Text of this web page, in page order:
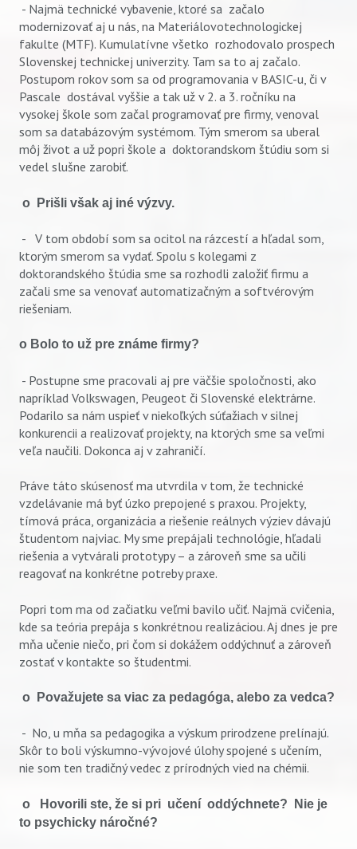
- Najmä technické vybavenie, ktoré sa začalo
modernizovať aj u nás, na Materiálovotechnologickej
fakulte (MTF). Kumulatívne všetko rozhodovalo prospech
Slovenskej technickej univerzity. Tam sa to aj začalo.
Postupom rokov som sa od programovania v BASIC-u, či v
Pascale dostával vyššie a tak už v 2. a 3. ročníku na
vysokej škole som začal programovať pre firmy, venoval
som sa databázovým systémom. Tým smerom sa uberal
môj život a už popri škole a doktorandskom štúdiu som si
vedel slušne zarobiť.
o Prišli však aj iné výzvy.
- V tom období som sa ocitol na rázcestí a hľadal som,
ktorým smerom sa vydať. Spolu s kolegami z
doktorandského štúdia sme sa rozhodli založiť firmu a
začali sme sa venovať automatizačným a softvérovým
riešeniam.
o Bolo to už pre známe firmy?
- Postupne sme pracovali aj pre väčšie spoločnosti, ako
napríklad Volkswagen, Peugeot či Slovenské elektrárne.
Podarilo sa nám uspieť v niekoľkých súťažiach v silnej
konkurencii a realizovať projekty, na ktorých sme sa veľmi
veľa naučili. Dokonca aj v zahraničí.
Práve táto skúsenosť ma utvrdila v tom, že technické
vzdelávanie má byť úzko prepojené s praxou. Projekty,
tímová práca, organizácia a riešenie reálnych výziev dávajú
študentom najviac. My sme prepájali technológie, hľadali
riešenia a vytvárali prototypy – a zároveň sme sa učili
reagovať na konkrétne potreby praxe.
Popri tom ma od začiatku veľmi bavilo učiť. Najmä cvičenia,
kde sa teória prepája s konkrétnou realizáciou. Aj dnes je pre
mňa učenie niečo, pri čom si dokážem oddýchnuť a zároveň
zostať v kontakte so študentmi.
o Považujete sa viac za pedagóga, alebo za vedca?
- No, u mňa sa pedagogika a výskum prirodzene prelínajú.
Skôr to boli výskumno-vývojové úlohy spojené s učením,
nie som ten tradičný vedec z prírodných vied na chémii.
o Hovorili ste, že si pri učení oddýchnete? Nie je
to psychicky náročné?